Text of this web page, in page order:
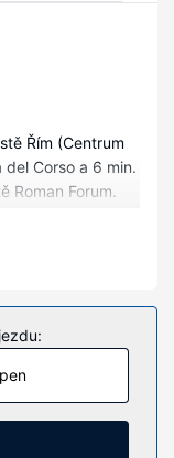
Řím (Centrum
Corso a 6 min.
Roman Forum.
k jejichž
budete cítit jako
matrace,
exkluzivní ložní
internet
připevněná